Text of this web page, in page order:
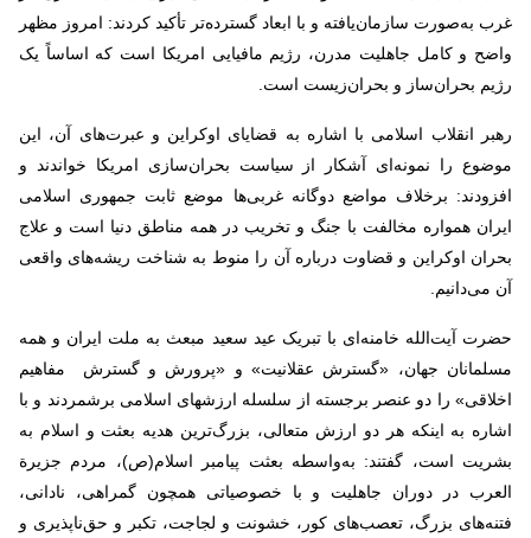
غرب به‌صورت سازمان‌یافته و با ابعاد گسترده‌تر تأکید کردند: امروز مظهر
واضح و کامل جاهلیت مدرن، رژیم مافیایی امریکا است که اساساً یک
رژیم بحران‌ساز و بحران‌زیست است.
رهبر انقلاب اسلامی با اشاره به قضایای اوکراین و عبرت‌های آن، این
موضوع را نمونه‌ای آشکار از سیاست بحران‌سازی امریکا خواندند و
افزودند: برخلاف مواضع دوگانه غربی‌ها موضع ثابت جمهوری اسلامی
ایران همواره مخالفت با جنگ و تخریب در همه مناطق دنیا است و علاج
بحران اوکراین و قضاوت درباره آن را منوط به شناخت ریشه‌های واقعی
آن می‌دانیم.
حضرت آیت‌الله خامنه‌ای با تبریک عید سعید مبعث به ملت ایران و همه
مسلمانان جهان، «گسترش عقلانیت» و «پرورش و گسترش مفاهیم
اخلاقی» را دو عنصر برجسته از سلسله ارزشهای اسلامی برشمردند و با
اشاره به اینکه هر دو ارزش متعالی، بزرگ‌ترین هدیه بعثت و اسلام به
بشریت است، گفتند: به‌واسطه بعثت پیامبر اسلام(ص)، مردم جزیرة
العرب در دوران جاهلیت و با خصوصیاتی همچون گمراهی، نادانی،
فتنه‌های بزرگ، تعصب‌های کور، خشونت و لجاجت، تکبر و حق‌ناپذیری و